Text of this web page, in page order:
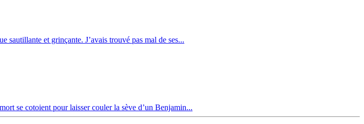
sautillante et grinçante. J’avais trouvé pas mal de ses...
se cotoient pour laisser couler la sève d’un Benjamin...